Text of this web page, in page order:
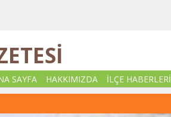
SAYFA HAKKIMIZDA İLÇE HABERLERİ